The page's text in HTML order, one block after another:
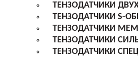
ТЕНЗОДАТЧИКИ
ТЕНЗОДАТЧИКИ S-
ТЕНЗОДАТЧИКИ
ТЕНЗОДАТЧИКИ
ТЕНЗОДАТЧИКИ